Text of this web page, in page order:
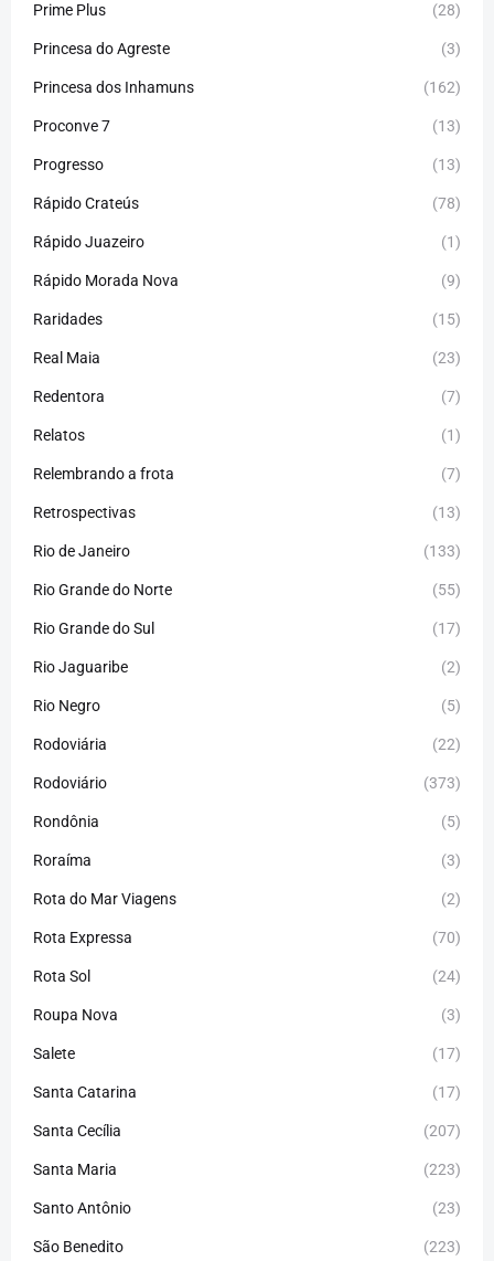
Prime Plus (28)
Princesa do Agreste (3)
Princesa dos Inhamuns (162)
Proconve 7 (13)
Progresso (13)
Rápido Crateús (78)
Rápido Juazeiro (1)
Rápido Morada Nova (9)
Raridades (15)
Real Maia (23)
Redentora (7)
Relatos (1)
Relembrando a frota (7)
Retrospectivas (13)
Rio de Janeiro (133)
Rio Grande do Norte (55)
Rio Grande do Sul (17)
Rio Jaguaribe (2)
Rio Negro (5)
Rodoviária (22)
Rodoviário (373)
Rondônia (5)
Roraíma (3)
Rota do Mar Viagens (2)
Rota Expressa (70)
Rota Sol (24)
Roupa Nova (3)
Salete (17)
Santa Catarina (17)
Santa Cecília (207)
Santa Maria (223)
Santo Antônio (23)
São Benedito (223)